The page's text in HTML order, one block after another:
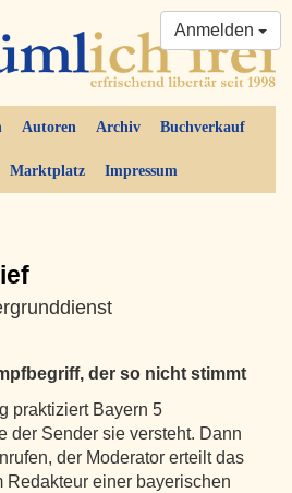
Autoren Archiv Buchverkauf
Marktplatz Impressum
Anmelden
der so nicht stimmt
praktiziert Bayern 5
der Sender sie versteht. Dann
der Moderator erteilt das
Redakteur einer bayerischen